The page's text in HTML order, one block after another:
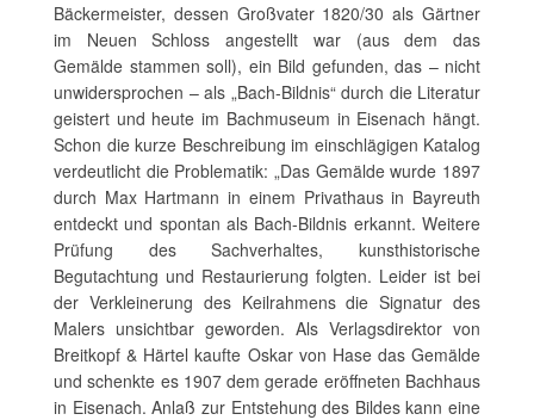
Bäckermeister, dessen Großvater 1820/30 als Gärtner
im Neuen Schloss angestellt war (aus dem das
Gemälde stammen soll), ein Bild gefunden, das – nicht
unwidersprochen – als „Bach-Bildnis“ durch die Literatur
geistert und heute im Bachmuseum in Eisenach hängt.
Schon die kurze Beschreibung im einschlägigen Katalog
verdeutlicht die Problematik: „Das Gemälde wurde 1897
durch Max Hartmann in einem Privathaus in Bayreuth
entdeckt und spontan als Bach-Bildnis erkannt. Weitere
Prüfung des Sachverhaltes, kunsthistorische
Begutachtung und Restaurierung folgten. Leider ist bei
der Verkleinerung des Keilrahmens die Signatur des
Malers unsichtbar geworden. Als Verlagsdirektor von
Breitkopf & Härtel kaufte Oskar von Hase das Gemälde
und schenkte es 1907 dem gerade eröffneten Bachhaus
in Eisenach. Anlaß zur Entstehung des Bildes kann eine